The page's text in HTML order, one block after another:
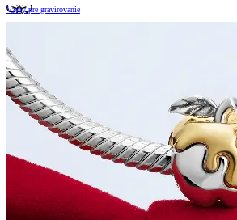
Vzory pre gravírovanie